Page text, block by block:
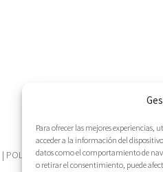
Para ofrecer las mejores
acceder a la información del
datos como el comportamiento de
o retirar el consentimiento, puede
| POLÍTICA DE COOKIES